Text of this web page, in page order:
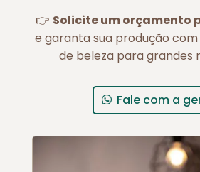
👉 Solicite um orçamento
e garanta sua produção
de beleza para grandes
Fale com a